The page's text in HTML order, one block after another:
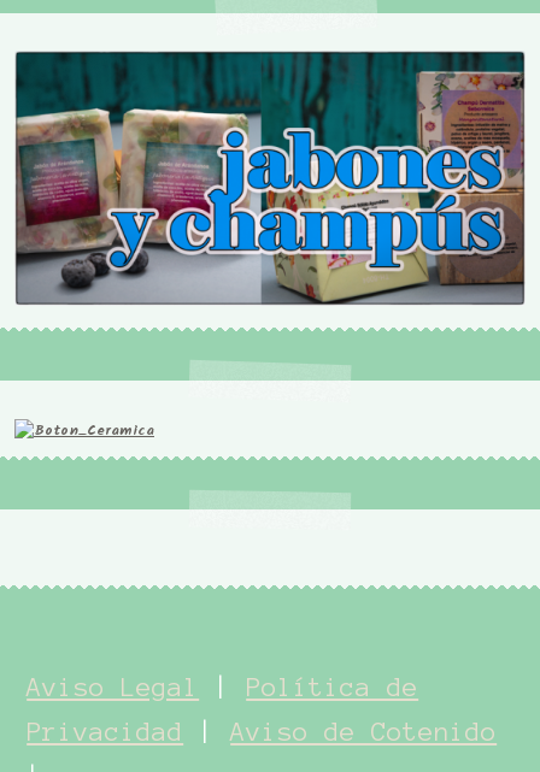
Aviso Legal
Política de
Privacidad
|Aviso de Cotenido